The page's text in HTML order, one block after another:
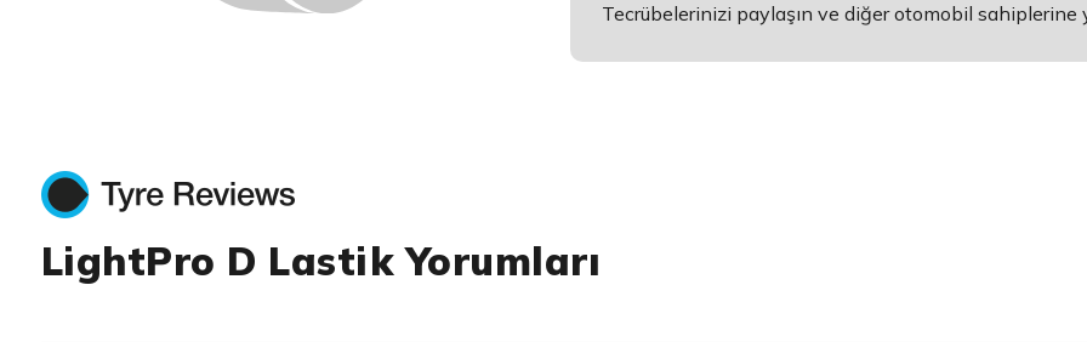
Tecrübelerinizi paylaşın ve diğer otomobil sahiplerine
LightPro D Lastik Yorumları